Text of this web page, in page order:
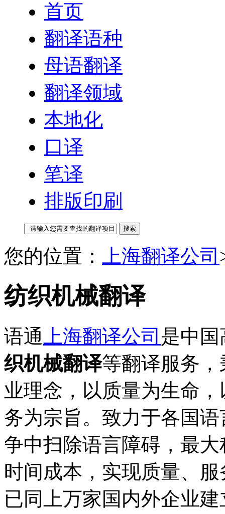
首页
翻译语种
母语翻译
翻译领域
本地化
口译
笔译
排版印刷
您的位置： 上海翻译公司
纺织机械翻译
语通 上海翻译公司 是中
织机械翻译等翻译服务，
业理念，以质量为生命
务为宗旨。致力于各国
争中扫除语言障碍，最
时间成本，实现质量、
已同上万家国内外企业